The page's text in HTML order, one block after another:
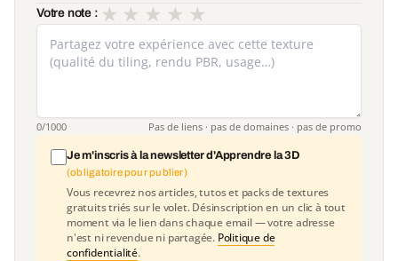
Votre note : ★
★
★
★
★
0/1000 Pas de liens · pas de domaines · pas de promo
Je m'inscris à la newsletter d'Apprendre la 3D
(obligatoire pour publier)
Vous recevrez nos articles, tutos et packs de textures
gratuits triés sur le volet. Désinscription en un clic à tout
moment via le lien dans chaque email — votre adresse
n'est ni revendue ni partagée. Politique de
confidentialité.